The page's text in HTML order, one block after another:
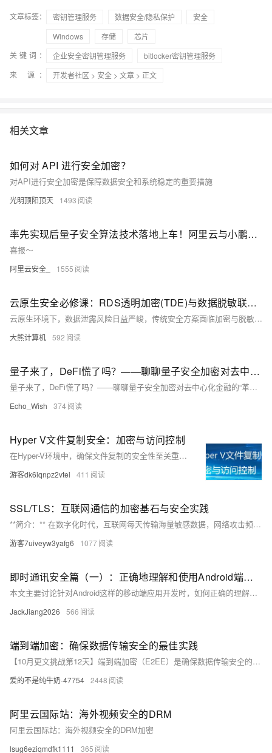
文章标签： 密钥管理服务 数据安全/隐私保护
安全
Windows
存储
芯片
关键词：
企业安全密钥管理服务
bitlocker密钥管理服务
来 源：
开发者社区 > 安全 > 文章 > 正文
相关文章
如何对 API 进行安全加密？
对API进行安全加密是保障数据安全和系统稳定的重要措施
光明顶阳顶天 1493
率先实现后量子安全算法技术落地上车！阿里云与小鹏汽车签署后量子加密安全合作协议
喜报～
阿里云安全_ 1555
云原生安全必修课：RDS透明加密(TDE)与数据脱敏联动实施方案
云原生环境下，数据泄露风险日益严峻，传统安全方案面临加密与脱敏割裂、保护不连续、权限控制粗放三大挑战。本方案融合TDE透明加密与动态数据脱敏技术，构建存储-传输-计算全链路防护体系，通过SQL级加密与角色化脱敏规则，实现细粒度数据保护。结合密钥管理、权限控制与多云适配，提升安全性与性能，广泛适用于金融、医疗等高安全要求场景。
大熊计算机 592
量子来了，DeFi慌了吗？——聊聊量子安全加密对去中心化金融的“革命冲击”
量子来了，DeFi慌了吗？——聊聊量子安全加密对去中心化金融的“革命冲击”
Echo_Wish 374
Hyper V文件复制安全：加密与访问控制
在Hyper-V环境中，确保文件复制的安全性至关重要。主要措施包括：启用数据加密、使用HTTPS协议和磁盘加密技术（如BitLocker）保护数据传输和存储；通过身份验证、权限管理和审核日志控制访问；定期更新补丁、实施网络隔离及制定备份恢复策略。这些多层次的安全措施共同防止未经授权的访问和数据泄露，保障数据安全。
游客dk6iqnpz2vtei 411
SSL/TLS：互联网通信的加密基石与安全实践
**简介：** 在数字化时代，互联网每天传输海量敏感数据，网络攻击频发。SSL/TLS协议作为网络安全的基石，通过加密技术确保数据安全传输。本文解析SSL/TLS的技术架构、密码学原理、应用场景及常见误区，探讨其在未来的发展趋势，强调持续演进以应对新型威胁的重要性。 SSL/TLS不仅保障Web安全，还广泛应用于API、邮件、物联网等领域，并遵循合规标准如PCI DSS和GDPR。
游客7uiveyw3yafg6 1077
即时通讯安全篇（一）：正确地理解和使用Android端加密算法
本文主要讨论针对Android这样的移动端应用开发时，如何正确的理解目前常用的加密算法，为诸如即时通讯应用的实战开发，如何在合适的场景下选择适合的算法，提供一些参考。
JackJiang2026 566
端到端加密：确保数据传输安全的最佳实践
【10月更文挑战第12天】端到端加密（E2EE）是确保数据传输安全的重要手段，通过加密技术保障数据在传输过程中的隐私与完整性，防止第三方窃听和篡改。本文介绍E2EE的工作原理、核心优势及实施步骤，并探讨其在即时通讯、文件共享和金融服务等领域的应用，强调了选择加密协议、密钥管理、数据加密及安全接口设计的重要性，旨在帮助企业和开发者有效保护用户数据，满足数据保护法规要求。
爱的不是纯牛奶-47754 2448
阿里云国际站：海外视频安全的DRM
阿里云国际站：海外视频安全的DRM加密
lsug6eziqmdfk1111 365